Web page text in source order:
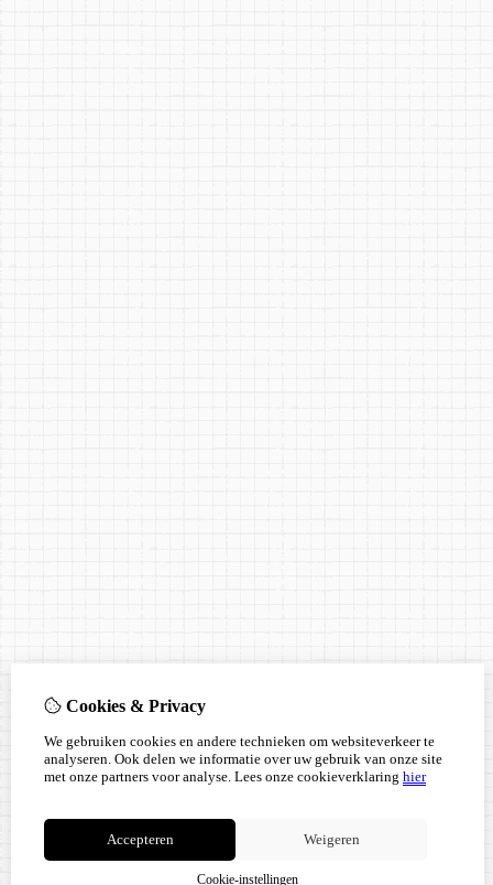
Cookies & Privacy
We gebruiken cookies en andere technieken om websiteverkeer te
analyseren. Ook delen we informatie over uw gebruik van onze site
met onze partners voor analyse. Lees onze cookieverklaring hier
Accepteren Weigeren
Cookie-instellingen